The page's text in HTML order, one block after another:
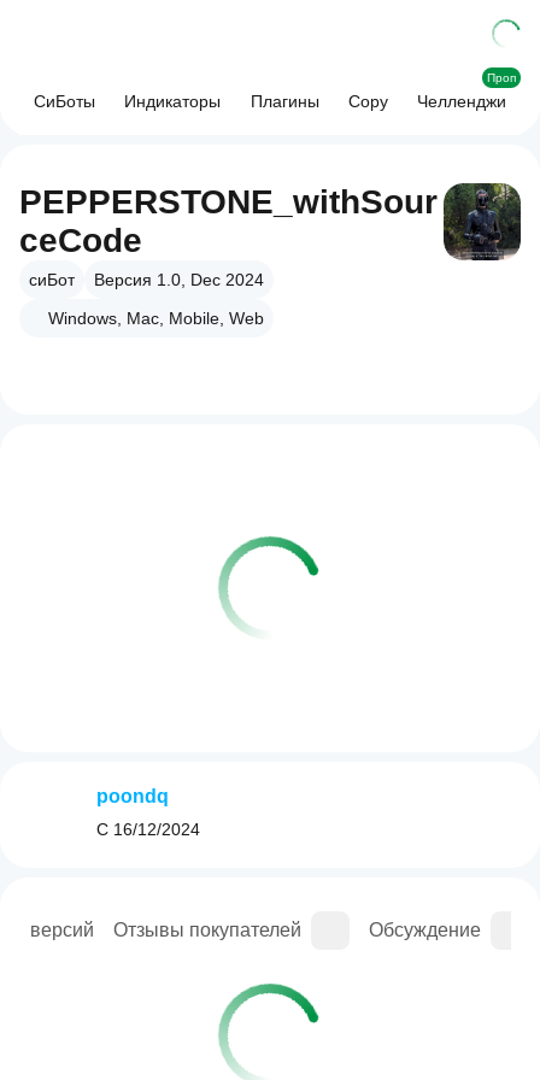
СиБоты Индикаторы Плагины Copy Челленджи
Проп
PEPPERSTONE_withSour
ceCode
сиБот
Версия 1.0, Dec 2024
Windows, Mac, Mobile, Web
версий Отзывы покупателей Обсуждение
poondq
С 16/12/2024